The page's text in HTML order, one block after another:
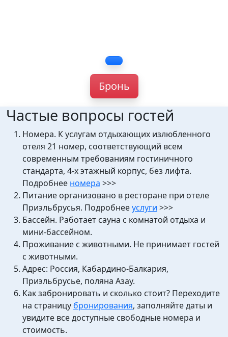
Бронь
Частые вопросы гостей
Номера. К услугам отдыхающих излюбленного
отеля 21 номер, соответствующий всем
современным требованиям гостиничного
стандарта, 4-х этажный корпус, без лифта.
Подробнее номера >>>
Питание организовано в ресторане при отеле
Приэльбрусья. Подробнееуслуги >>>
Бассейн. Работает сауна с комнатой отдыха и
мини-бассейном.
Проживание с животными. Не принимает гостей
с животными.
Адрес: Россия, Кабардино-Балкария,
Приэльбрусье, поляна Азау.
Как забронировать и сколько стоит? Переходите
на страницу бронирования, заполняйте даты и
увидите все доступные свободные номера и
стоимость.